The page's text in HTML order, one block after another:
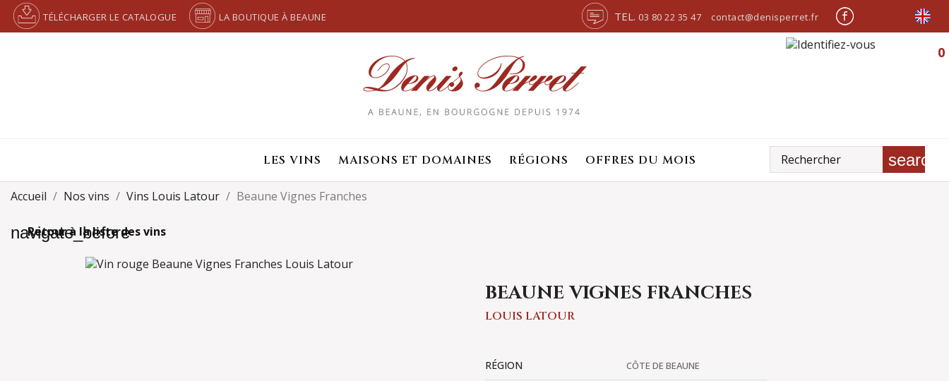
TÉLÉCHARGER LE CATALOGUE LA BOUTIQUE À BEAUNE TEL. 03 80 22 35 47 contact@denisperret.fr
0
LES VINS MAISONS ET DOMAINES RÉGIONS OFFRES DU MOIS search
Accueil Nos vins Vins Louis Latour Beaune Vignes Franches
navigate_before
Retour à la liste des vins
BEAUNE VIGNES FRANCHES
LOUIS LATOUR
RÉGION CÔTE DE BEAUNE